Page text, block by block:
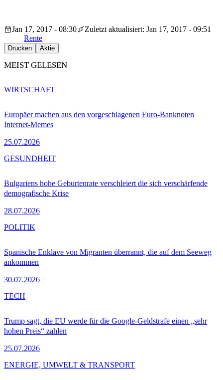
Jan 17, 2017 - 08:30
Zuletzt aktualisiert: Jan 17, 2017 - 09:51
Rente
Drucken Aktie
MEIST GELESEN
Europäer machen aus den vorgeschlagenen Euro-Banknoten
Internet-Memes
25.07.2026
WIRTSCHAFT
Bulgariens hohe Geburtenrate verschleiert die sich verschärfende
demografische Krise
28.07.2026
GESUNDHEIT
Spanische Enklave von Migranten überrannt, die auf dem Seeweg
ankommen
30.07.2026
POLITIK
Trump sagt, die EU werde für die Google-Geldstrafe einen „sehr
hohen Preis“ zahlen
25.07.2026
TECH
ENERGIE, UMWELT & TRANSPORT